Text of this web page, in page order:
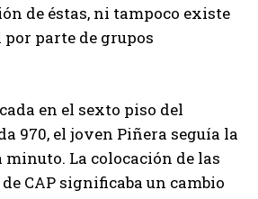
de éstas, ni tampoco existe
parte de grupos
en el sexto piso del
970, el joven Piñera seguía la
minuto. La colocación de las
CAP significaba un cambio